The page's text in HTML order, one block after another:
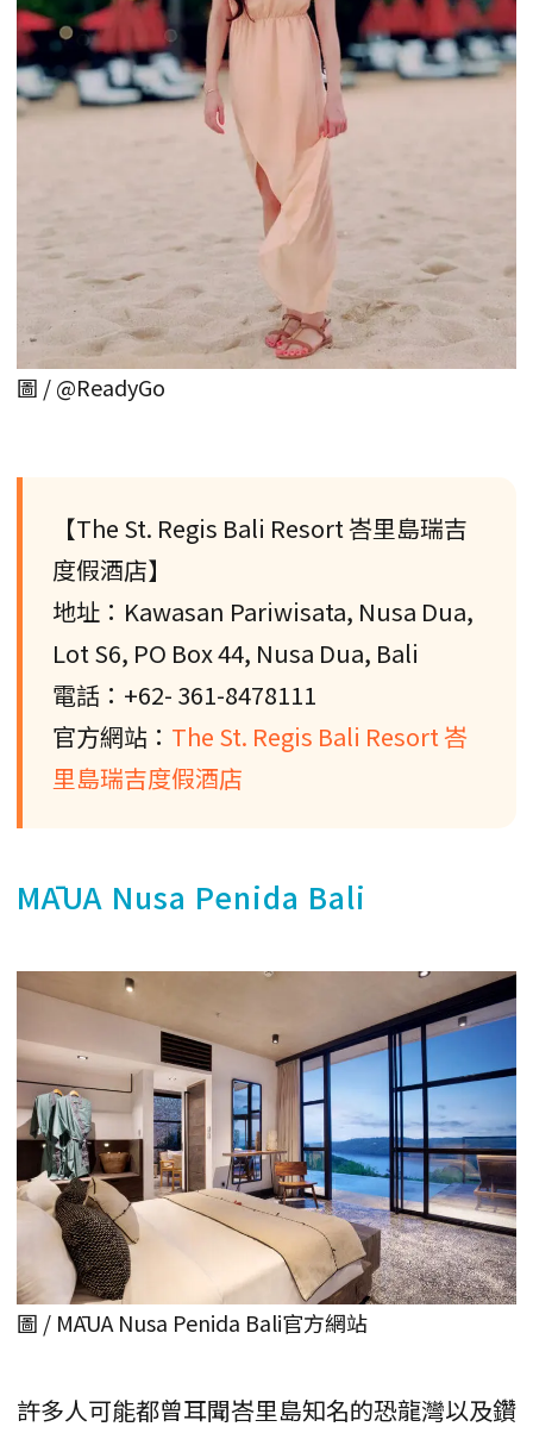
圖 / @ReadyGo
【The St. Regis Bali Resort 峇里島瑞吉
度假酒店】
地址：Kawasan Pariwisata, Nusa Dua,
Lot S6, PO Box 44, Nusa Dua, Bali
電話：+62- 361-8478111
官方網站： The St. Regis Bali Resort 峇
里島瑞吉度假酒店
MĀUA Nusa Penida Bali
圖 / MĀUA Nusa Penida Bali官方網站
許多人可能都曾耳聞峇里島知名的恐龍灣以及鑽